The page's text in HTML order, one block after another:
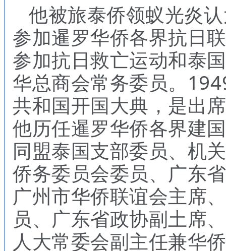
他被旅泰侨领蚁光炎
参加暹罗华侨各界抗日
参加抗日救亡运动和泰
华总商会常务委员。
共和国开国大典，是出
他历任暹罗华侨各界建
同盟泰国支部委员、机
侨务委员会委员、广东
广州市华侨联谊会主席
员、广东省政协副土席、
人大常委会副主任兼华